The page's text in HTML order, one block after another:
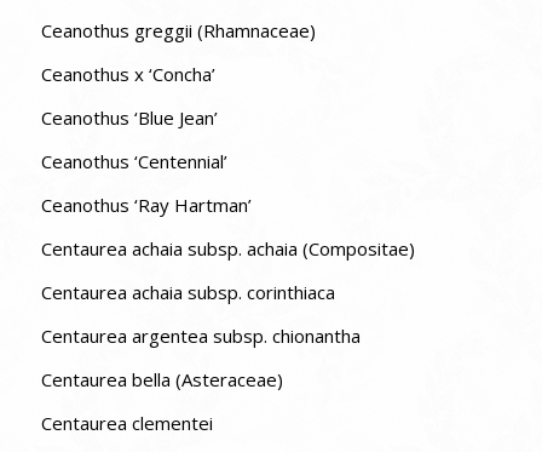
Ceanothus greggii (Rhamnaceae)
Ceanothus x ‘Concha’
Ceanothus ‘Blue Jean’
Ceanothus ‘Centennial’
Ceanothus ‘Ray Hartman’
Centaurea achaia subsp. achaia (Compositae)
Centaurea achaia subsp. corinthiaca
Centaurea argentea subsp. chionantha
Centaurea bella (Asteraceae)
Centaurea clementei